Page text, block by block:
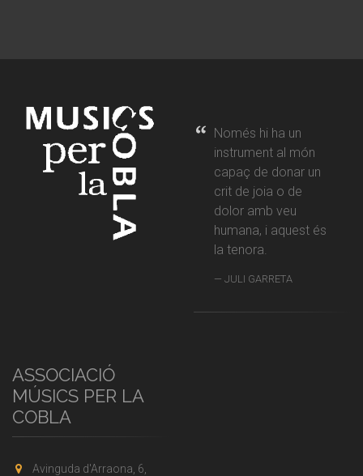
Només hi ha un
instrument al món
capaç de donar un
crit de joia o de
dolor amb veu
humana, i aquest és
la tenora.
JULI GARRETA
ASSOCIACIÓ
MÚSICS PER LA
COBLA
Avinguda d'Arraona, 6,